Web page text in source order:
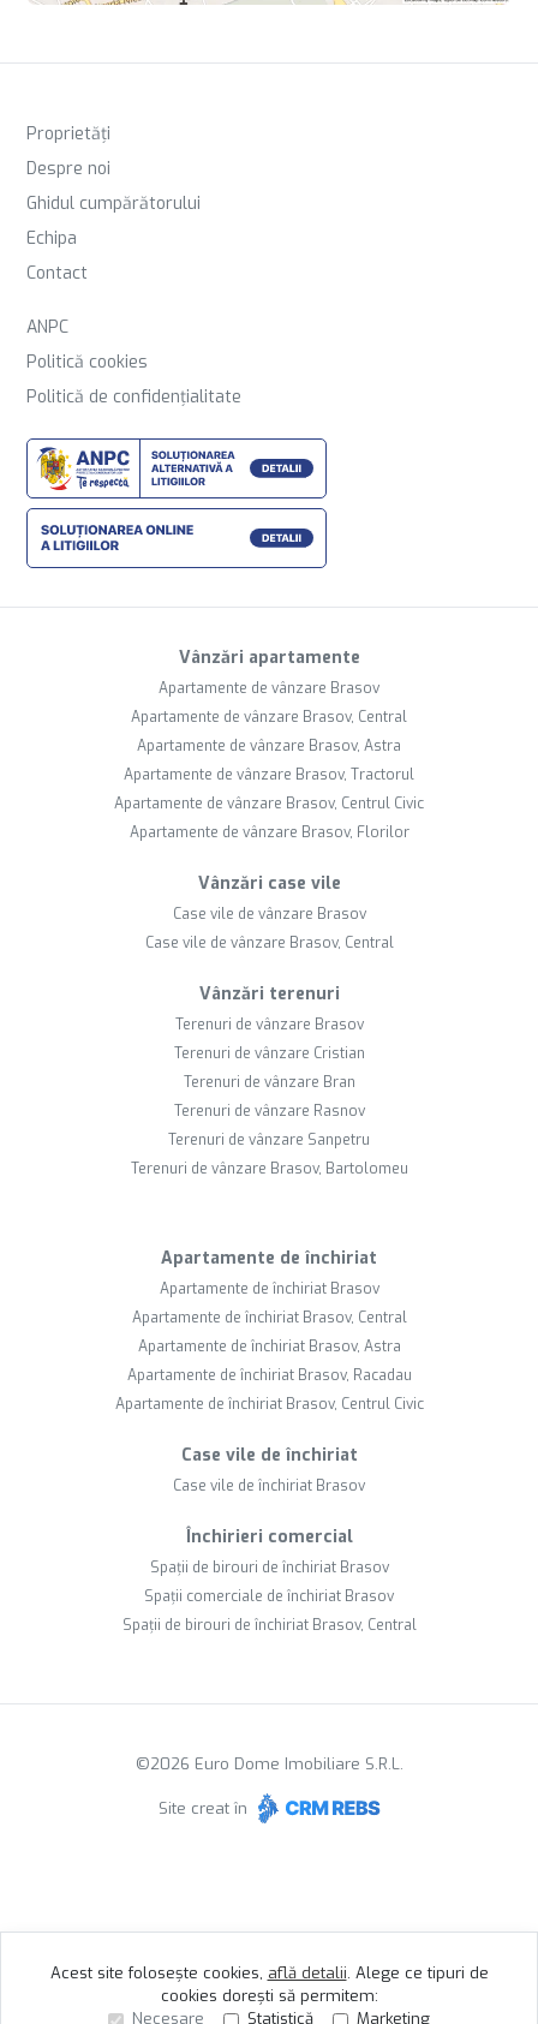
Proprietăți
Despre noi
Ghidul cumpărătorului
Echipa
Contact
ANPC
Politică cookies
Politică de confidențialitate
Vânzări apartamente
Apartamente de vânzare Brasov
Apartamente de vânzare Brasov, Central
Apartamente de vânzare Brasov, Astra
Apartamente de vânzare Brasov, Tractorul
Apartamente de vânzare Brasov, Centrul Civic
Apartamente de vânzare Brasov, Florilor
Vânzări case vile
Case vile de vânzare Brasov
Case vile de vânzare Brasov, Central
Vânzări terenuri
Terenuri de vânzare Brasov
Terenuri de vânzare Cristian
Terenuri de vânzare Bran
Terenuri de vânzare Rasnov
Terenuri de vânzare Sanpetru
Terenuri de vânzare Brasov, Bartolomeu
Apartamente de închiriat
Apartamente de închiriat Brasov
Apartamente de închiriat Brasov, Central
Apartamente de închiriat Brasov, Astra
Apartamente de închiriat Brasov, Racadau
Apartamente de închiriat Brasov, Centrul Civic
Case vile de închiriat
Case vile de închiriat Brasov
Închirieri comercial
Spații de birouri de închiriat Brasov
Spații comerciale de închiriat Brasov
Spații de birouri de închiriat Brasov, Central
©2026 Euro Dome Imobiliare S.R.L.
Site creat în
Acest site folosește cookies, află detalii. Alege ce tipuri de
cookies dorești să permitem:
Necesare
Statistică Marketing